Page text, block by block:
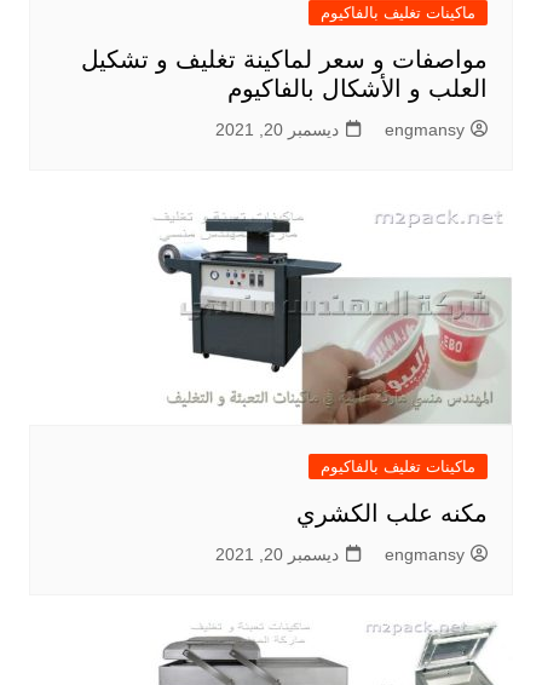
ماكينات تغليف بالفاكيوم
مواصفات و سعر لماكينة تغليف و تشكيل
العلب و الأشكال بالفاكيوم
engmansy ديسمبر 20, 2021
ماكينات تغليف بالفاكيوم
مكنه علب الكشري
engmansy ديسمبر 20, 2021